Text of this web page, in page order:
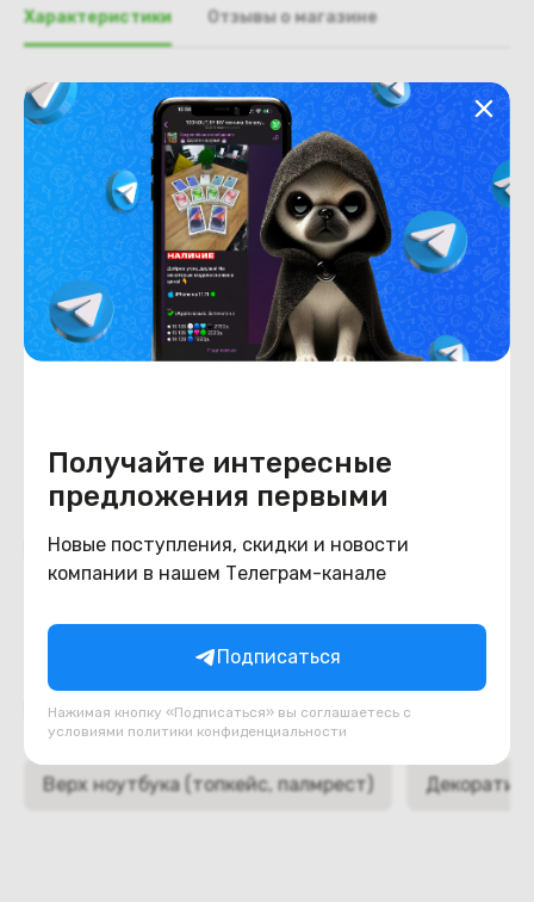
Получайте интересные
предложения первыми
Новые поступления, скидки и новости
компании в нашем Телеграм-канале
Подписаться
Нажимая кнопку «Подписаться» вы соглашаетесь с
условиями политики конфиденциальности
Характеристики Отзывы о магазине
Общая информация
Производитель
Lenovo
Тип товара
Поддон, нижняя часть, корыто
Состояние
Недостатки
состояние ,запрос фото
уточнять у менеджеров
Состояние
Внешний вид
состояние ,запрос фото
Похожие товары
Подборки товаров в категории
Верх ноутбука (топкейс, палмрест)